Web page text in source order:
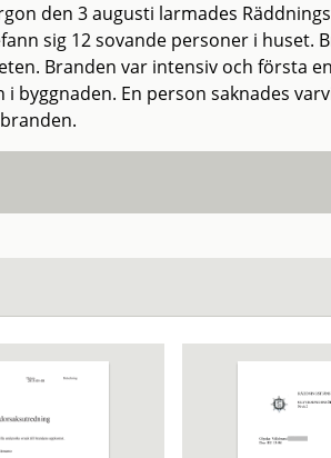
den 3 augusti larmades
sig 12 sovande personer i
Branden var intensiv och första
i byggnaden. En person saknades